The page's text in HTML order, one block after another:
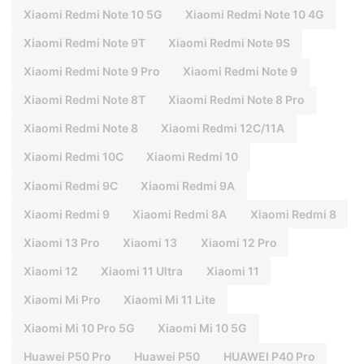
Xiaomi Redmi Note 10 5G Xiaomi Redmi Note 10 4G
Xiaomi Redmi Note 9T Xiaomi Redmi Note 9S
Xiaomi Redmi Note 9 Pro Xiaomi Redmi Note 9
Xiaomi Redmi Note 8T Xiaomi Redmi Note 8 Pro
Xiaomi Redmi Note 8 Xiaomi Redmi 12C/11A
Xiaomi Redmi 10C Xiaomi Redmi 10
Xiaomi Redmi 9C Xiaomi Redmi 9A
Xiaomi Redmi 9 Xiaomi Redmi 8A Xiaomi Redmi 8
Xiaomi 13 Pro Xiaomi 13 Xiaomi 12 Pro
Xiaomi 12 Xiaomi 11 Ultra Xiaomi 11
Xiaomi Mi Pro Xiaomi Mi 11 Lite
Xiaomi Mi 10 Pro 5G Xiaomi Mi 10 5G
Huawei P50 Pro Huawei P50 HUAWEI P40 Pro